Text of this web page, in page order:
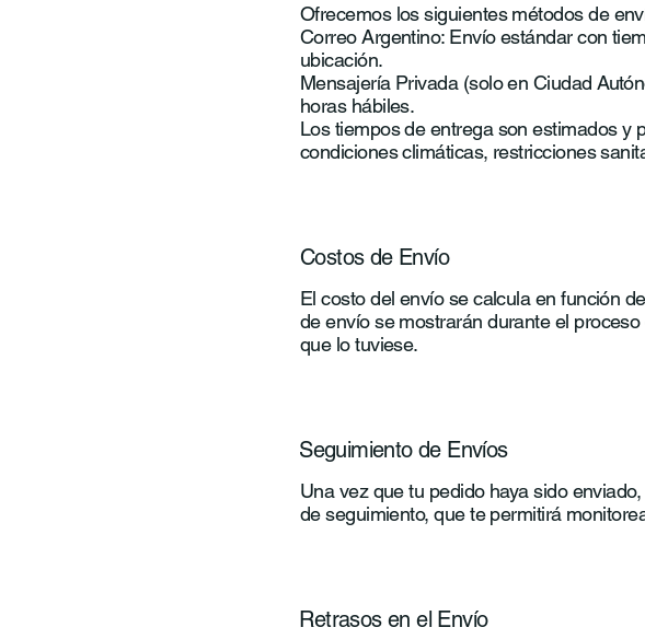
Ofrecemos los siguientes métodos de
Correo Argentino: Envío estándar con
ubicación.
Mensajería Privada (solo en Ciudad
horas hábiles.
Los tiempos de entrega son estimados y
condiciones climáticas, restricciones
Costos de Envío
El costo del envío se calcula en función
de envío se mostrarán durante el
que lo tuviese.
Seguimiento de Envíos
Una vez que tu pedido haya sido
de seguimiento, que te permitirá
Retrasos en el Envío